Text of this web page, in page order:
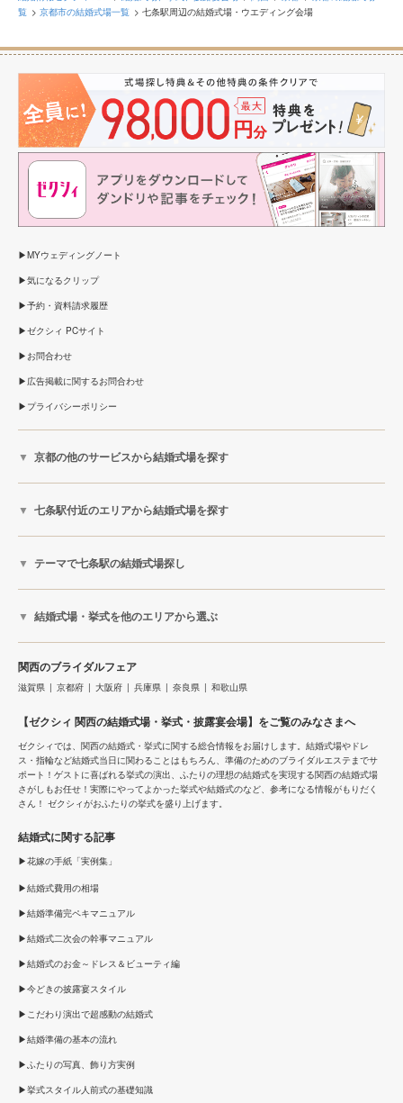
覧
京都市の結婚式場一覧 七条駅周辺の結婚式場・ウエディング会場
MYウェディングノート
気になるクリップ
予約・資料請求履歴
ゼクシィ PCサイト
お問合わせ
広告掲載に関するお問合わせ
プライバシーポリシー
京都の他のサービスから結婚式場を探す
七条駅付近のエリアから結婚式場を探す
テーマで七条駅の結婚式場探し
結婚式場・挙式を他のエリアから選ぶ
関西のブライダルフェア
滋賀県 京都府 大阪府 兵庫県 奈良県 和歌山県
【ゼクシィ 関西の結婚式場・挙式・披露宴会場】をご覧のみなさまへ
ゼクシィでは、関西の結婚式・挙式に関する総合情報をお届けします。結婚式場やドレ
ス・指輪など結婚式当日に関わることはもちろん、準備のためのブライダルエステまでサ
ポート！ゲストに喜ばれる挙式の演出、ふたりの理想の結婚式を実現する関西の結婚式場
さがしもお任せ！実際にやってよかった挙式や結婚式のなど、参考になる情報がもりだく
さん！ ゼクシィがおふたりの挙式を盛り上げます。
結婚式に関する記事
花嫁の手紙「実例集」
結婚式費用の相場
結婚準備完ペキマニュアル
結婚式二次会の幹事マニュアル
結婚式のお金～ドレス＆ビューティ編
今どきの披露宴スタイル
こだわり演出で超感動の結婚式
結婚準備の基本の流れ
ふたりの写真、飾り方実例
挙式スタイル人前式の基礎知識